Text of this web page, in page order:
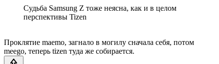
Судьба Samsung Z тоже неясна, как и в целом
перспективы Tizen
Проклятие maemo, загнало в могилу сначала себя, потом
meego, теперь tizen туда же собирается.